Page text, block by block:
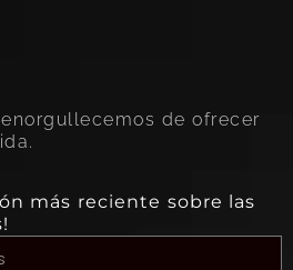
de ofrecer
más reciente sobre las